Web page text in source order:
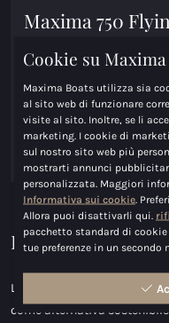
Maxima 750
Lunghezza
Prezzo (a partire da)
Motore
Guarda Maxima 750
Il futuro della
L'acquisto di barche
come alternativa
Cookie su
Maxima Boats utilizza sia
al sito web di funzionare
visite al sito. Inoltre, se li
marketing. I cookie di
sul nostro sito web più
mostrarti annunci
personalizzata. Maggiori
Informativa sui cookie .
Allora puoi disattivarli qui.
pacchetto standard di
tue preferenze in un secondo